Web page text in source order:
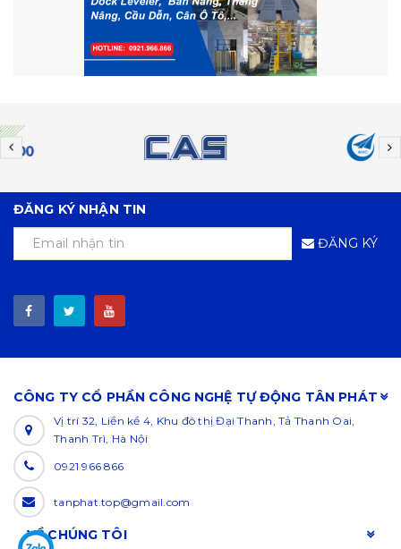
ĐĂNG KÝ NHẬN TIN
ĐĂNG KÝ
CÔNG TY CỔ PHẦN CÔNG NGHỆ TỰ ĐỘNG TÂN PHÁT
Vị trí 32, Liền kề 4, Khu đô thị Đại Thanh, Tả Thanh Oai,
Thanh Trì, Hà Nội
0921 966 866
tanphat.top@gmail.com
VỀ CHÚNG TÔI